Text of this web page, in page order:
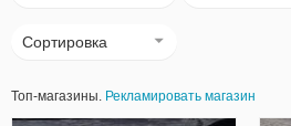
Сортировка
Топ-магазины. Рекламировать магазин